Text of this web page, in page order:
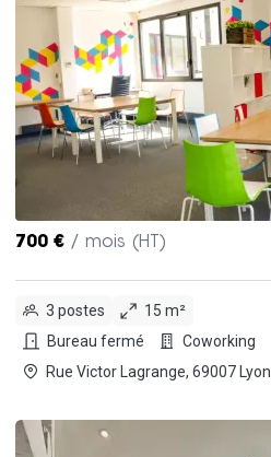
700 € / mois (HT)
3 postes
15 m²
Bureau fermé
Coworking
Rue Victor Lagrange, 69007 Lyon